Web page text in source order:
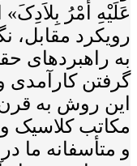
عَلَیْهِ أَمْرُ
رویکرد مقابل،
به راهبردهای
گرفتن
این روش به
مکاتب کلاسیک
و متأسفانه ما